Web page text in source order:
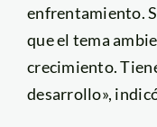
enfrentamiento.
que el tema
crecimiento.
desarrollo»,